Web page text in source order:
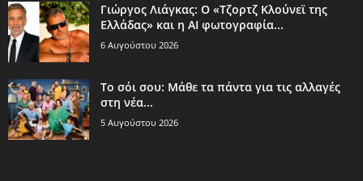
Γιώργος Λιάγκας: Ο «Τζορτζ Κλούνεϊ της
Ελλάδας» και η AI φωτογραφία...
6 Αυγούστου 2026
Το σόι σου: Μάθε τα πάντα για τις αλλαγές
στη νέα...
5 Αυγούστου 2026